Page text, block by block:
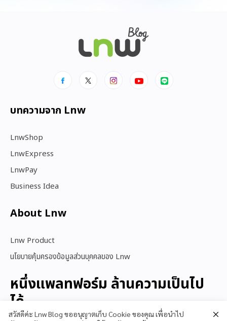
บทความจาก Lnw
LnwShop
LnwExpress
LnwPay
Business Idea
About Lnw​
Lnw Product
นโยบายคุ้มครองข้อมูลส่วนบุคคลของ Lnw
หนึ่งแพลทฟอร์ม ล้านความเป็นไป
ได้
สวัสดีค่ะ Lnw Blog ขออนุญาตเก็บ Cookie ของคุณ เพื่อนำไป